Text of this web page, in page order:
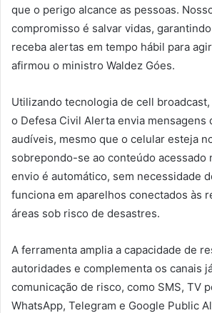
que o perigo alcance as pessoas.
compromisso é salvar vidas,
receba alertas em tempo hábil para
afirmou o ministro Waldez Góes.
Utilizando tecnologia de cell broadcast,
o Defesa Civil Alerta envia mensagens
audíveis, mesmo que o celular esteja
sobrepondo-se ao conteúdo acessado
envio é automático, sem necessidade
funciona em aparelhos conectados às
áreas sob risco de desastres.
A ferramenta amplia a capacidade de
autoridades e complementa os canais
comunicação de risco, como SMS, TV
WhatsApp, Telegram e Google Public